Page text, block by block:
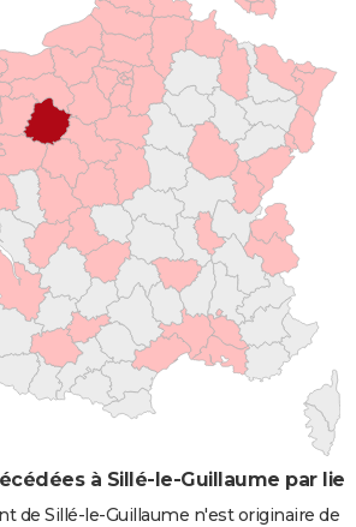
à Sillé-le-Guillaume par
de Sillé-le-Guillaume n'est originaire de